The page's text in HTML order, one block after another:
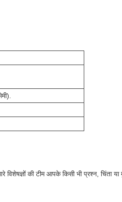
विशेषज्ञों की टीम आपके किसी भी प्रश्न, चिंता